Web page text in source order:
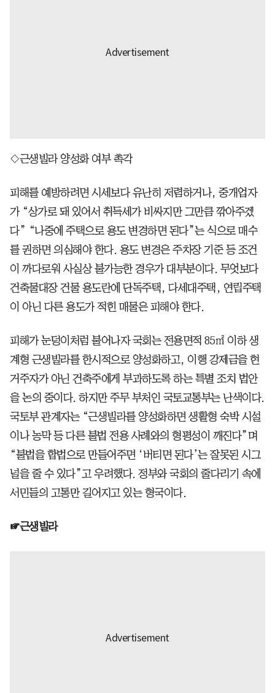
◇근생빌라 양성화 여부 촉각
피해를 예방하려면 시세보다 유난히 저렴하거나, 중개업자
가 “상가로 돼 있어서 취득세가 비싸지만 그만큼 깎아주겠
다” “나중에 주택으로 용도 변경하면 된다”는 식으로 매수
를 권하면 의심해야 한다. 용도 변경은 주차장 기준 등 조건
이 까다로워 사실상 불가능한 경우가 대부분이다. 무엇보다
건축물대장 건물 용도란에 단독주택, 다세대주택, 연립주택
이 아닌 다른 용도가 적힌 매물은 피해야 한다.
피해가 눈덩이처럼 불어나자 국회는 전용면적 85㎡ 이하 생
계형 근생빌라를 한시적으로 양성화하고, 이행 강제금을 현
거주자가 아닌 건축주에게 부과하도록 하는 특별 조치 법안
을 논의 중이다. 하지만 주무 부처인 국토교통부는 난색이다.
국토부 관계자는 “근생빌라를 양성화하면 생활형 숙박 시설
이나 농막 등 다른 불법 전용 사례와의 형평성이 깨진다”며
“불법을 합법으로 만들어주면 ‘버티면 된다’는 잘못된 시그
널을 줄 수 있다”고 우려했다. 정부와 국회의 줄다리기 속에
서민들의 고통만 길어지고 있는 형국이다.
☞근생빌라